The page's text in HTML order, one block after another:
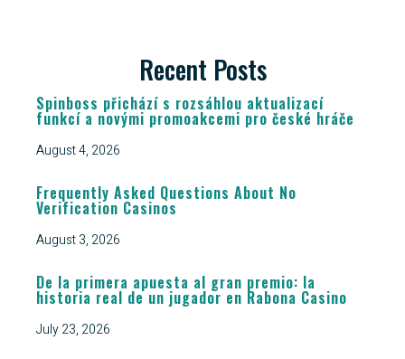
Recent Posts
Spinboss přichází s rozsáhlou aktualizací
funkcí a novými promoakcemi pro české hráče
August 4, 2026
Frequently Asked Questions About No
Verification Casinos
August 3, 2026
De la primera apuesta al gran premio: la
historia real de un jugador en Rabona Casino
July 23, 2026